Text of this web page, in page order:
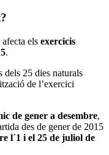
els exercicis
.
dels 25 dies naturals
de l’exercici
de gener a desembre,
des de gener de 2015
l´1 i el 25 de juliol de